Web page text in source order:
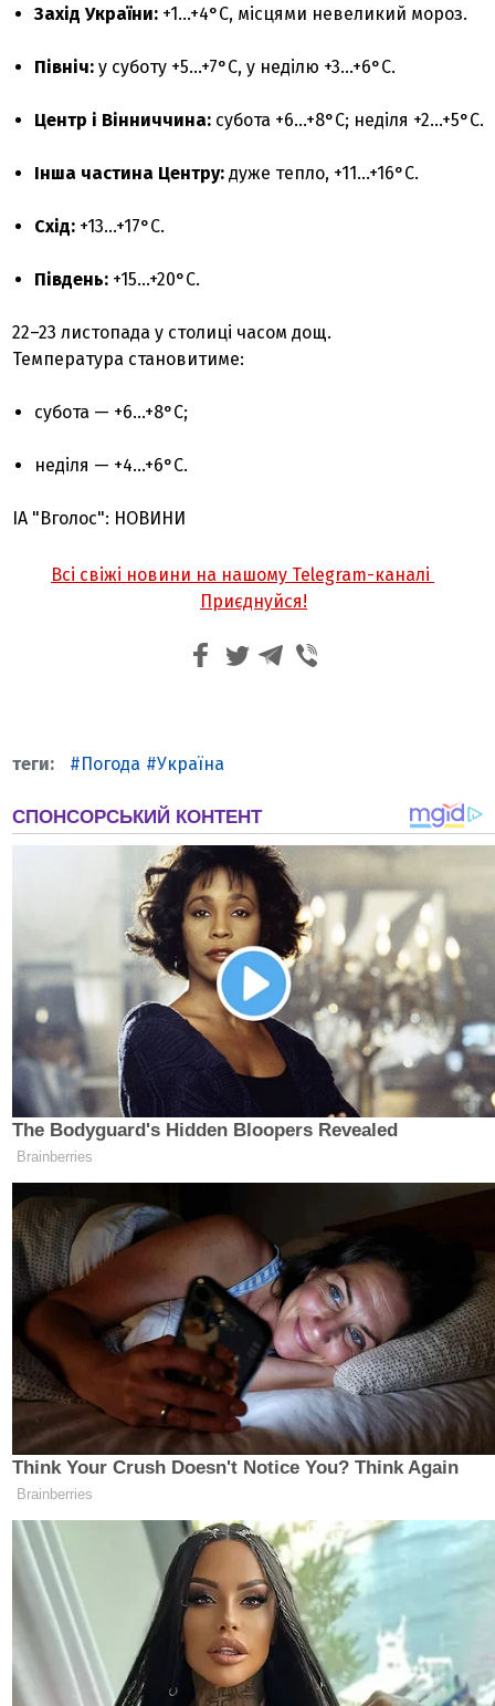
Захід України: +1…+4°C, місцями невеликий мороз.
Північ: у суботу +5…+7°C, у неділю +3…+6°C.
Центр і Вінниччина: субота +6…+8°C; неділя +2…+5°C.
Інша частина Центру: дуже тепло, +11…+16°C.
Схід: +13…+17°C.
Південь: +15…+20°C.
22–23 листопада у столиці часом дощ.
Температура становитиме:
субота — +6…+8°C;
неділя — +4…+6°C.
ІА "Вголос": НОВИНИ
Всі свіжі новини на нашому Telegram-каналі
Приєднуйся!
Погода Україна